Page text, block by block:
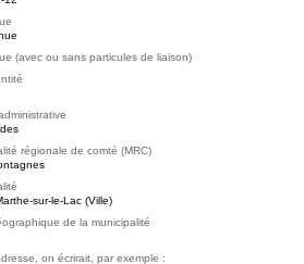
(avec ou sans particules de liaison)
régionale de comté (MRC)
sur-le-Lac (Ville)
de la municipalité
on écrirait, par exemple :